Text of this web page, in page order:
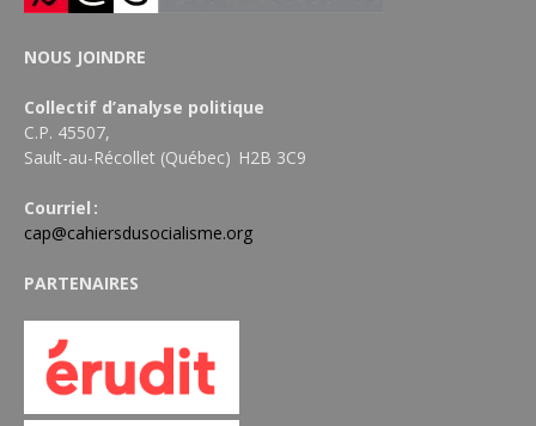
NOUS JOINDRE
Collectif d’analyse politique
C.P. 45507,
Sault-au-Récollet (Québec) H2B 3C9
Courriel :
cap@cahiersdusocialisme.org
PARTENAIRES